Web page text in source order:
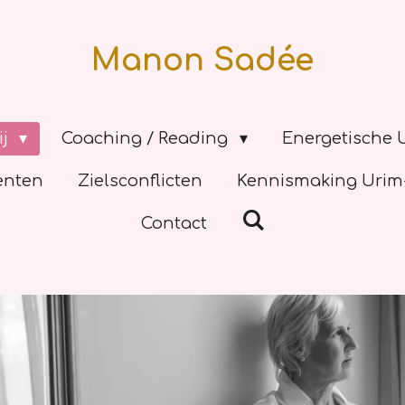
Manon Sadée
Coaching / Reading Energetische
Zielsconflicten Kennismaking
Contact